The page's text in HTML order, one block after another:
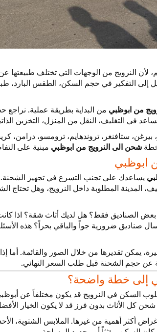
النرويج من الوجهات التي تختلف طبيعتها عن
إلى التفكير في حجم السكن، الطقس
من ابوظبي من البداية بطريقة عملية.
في التغليف، النقل من المنزل، التخزين
ستافنغر، تروندهايم، ترومسو، درامن،
خطةشحن الى النرويج من ابوظبي مبنية على
ابوظبي
يساعدك على تجنب التسرع في تجهيز الشحنة.
المدينة المطلوبة داخل النرويج، وهل
الصناديق فقط؟ هل لديك أثاث شقة؟ اذا
صناديق ضرورية جواً والباقي بحراً؟ هذه
يمكن تقديرها من خلال الصور والقائمة. أما
عن حجم الشحنة قبل طلب السعر النهائي.
إلى خطة واضحة؟
السكن في النرويج قد يكون مختلفاً عن
كل الأثاث بدون فرز قد لا يكون الخيار
أكثر أهمية من غيرها. الملابس الشتوية،